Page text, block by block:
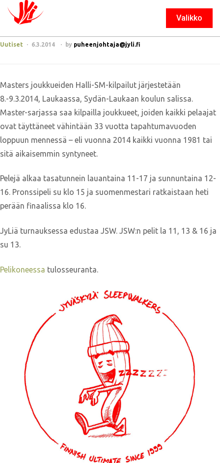
Valikko
Sulje
Uutiset 6.3.2014 by puheenjohtaja@jyli.fi
Masters joukkueiden Halli-SM-kilpailut järjestetään
8.-9.3.2014, Laukaassa, Sydän-Laukaan koulun salissa.
Master-sarjassa saa kilpailla joukkueet, joiden kaikki pelaajat
ovat täyttäneet vähintään 33 vuotta tapahtumavuoden
loppuun mennessä – eli vuonna 2014 kaikki vuonna 1981 tai
sitä aikaisemmin syntyneet.
Pelejä alkaa tasatunnein lauantaina 11-17 ja sunnuntaina 12-
16. Pronssipeli su klo 15 ja suomenmestari ratkaistaan heti
perään finaalissa klo 16.
JyLiä turnauksessa edustaa JSW. JSW:n pelit la 11, 13 & 16 ja
su 13.
Pelikoneessa tulosseuranta.